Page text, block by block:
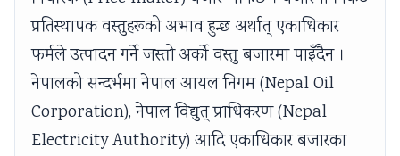
प्रतिस्थापक वस्तुहरूको अभाव हुन्छ अर्थात् एकाधिकार
फर्मले उत्पादन गर्ने जस्तो अर्को वस्तु बजारमा पाइँदैन ।
नेपालको सन्दर्भमा नेपाल आयल निगम (Nepal Oil
Corporation), नेपाल विद्युत् प्राधिकरण (Nepal
Electricity Authority) आदि एकाधिकार बजारका